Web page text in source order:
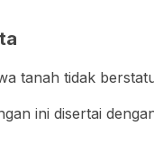
tanah tidak
ini disertai